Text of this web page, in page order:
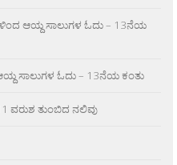
ಆಯ್ದ ಸಾಲುಗಳ ಓದು – 13ನೆಯ
ಸಾಲುಗಳ ಓದು – 13ನೆಯ ಕಂತು
ವರುಶ ತುಂಬಿದ ನಲಿವು